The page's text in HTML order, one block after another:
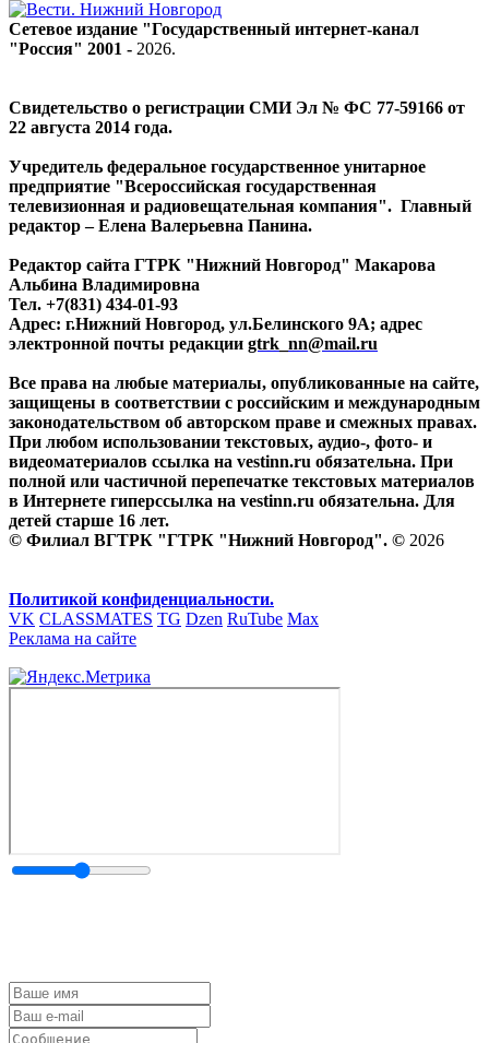
Сетевое издание "Государственный интернет-канал
"Россия" 2001 - 2026.
Свидетельство о регистрации СМИ Эл № ФС 77-59166 от
22 августа 2014 года.
Учредитель федеральное государственное унитарное
предприятие "Всероссийская государственная
телевизионная и радиовещательная компания". Главный
редактор – Елена Валерьевна Панина.
Редактор сайта ГТРК "Нижний Новгород" Макарова
Альбина Владимировна
Тел. +7(831) 434-01-93
Адрес: г.Нижний Новгород, ул.Белинского 9А; адрес
электронной почты редакции gtrk_nn@mail.ru
Все права на любые материалы, опубликованные на сайте,
защищены в соответствии с российским и международным
законодательством об авторском праве и смежных правах.
При любом использовании текстовых, аудио-, фото- и
видеоматериалов ссылка на vestinn.ru обязательна. При
полной или частичной перепечатке текстовых материалов
в Интернете гиперссылка на vestinn.ru обязательна. Для
детей старше 16 лет.
© Филиал ВГТРК "ГТРК "Нижний Новгород". © 2026
Политикой конфиденциальности.
VK CLASSMATES TG Dzen RuTube Max
Реклама на сайте